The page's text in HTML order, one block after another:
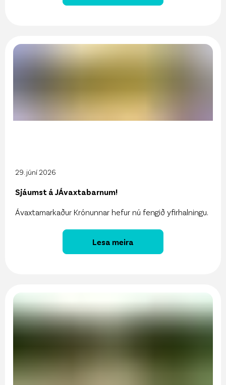
29. júní 2026
Sjáumst á JÁvaxtabarnum!
Ávaxtamarkaður Krónunnar hefur nú fengið yfirhalningu.
Lesa meira